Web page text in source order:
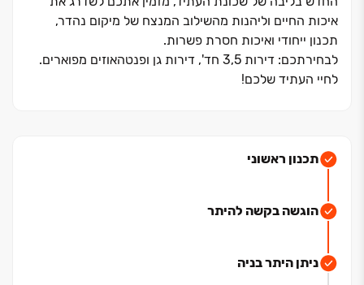
איכות החיים וליהנות מהשילוב המנצח של מיקום נהדר,
תכנון ייחודי ואיכות חסרת פשרות.
לבחירתכם: דירות ‏3,5 חד', דירות גן ופנטהאוזים מפוארים.
לחיי העתיד שלכם!
תכנון ראשוני
הוגשה בקשה להיתר
ניתן היתר בניה